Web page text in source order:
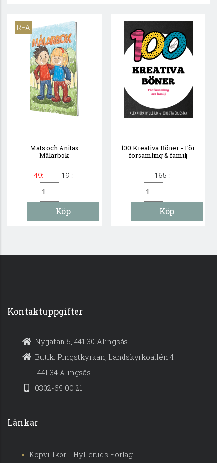
REA
Mats och Anitas
Målarbok
49:- 19 :-
100 Kreativa Böner - För
församling & familj
165 :-
Kontaktuppgifter
Nygatan 5, 441 30 Alingsås
Butik: Pingstkyrkan, Landskyrkoallén 4
441 34 Alingsås
0302-69 00 21
Länkar
Köpvillkor - Hylleruds Förlag